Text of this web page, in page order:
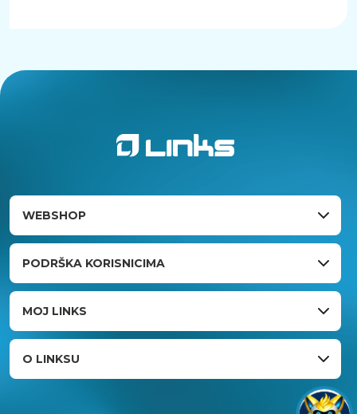
WEBSHOP
PODRŠKA KORISNICIMA
MOJ LINKS
O LINKSU